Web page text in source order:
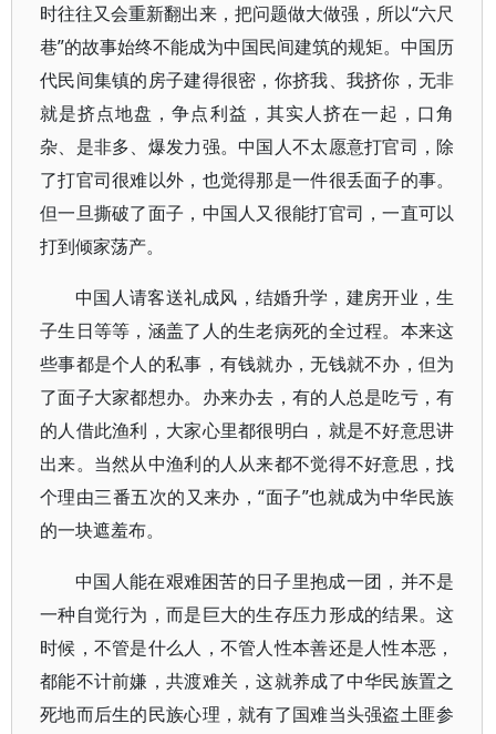
时往往又会重新翻出来，把问题做大做强，所以“六尺
巷”的故事始终不能成为中国民间建筑的规矩。中国历
代民间集镇的房子建得很密，你挤我、我挤你，无非
就是挤点地盘，争点利益，其实人挤在一起，口角
杂、是非多、爆发力强。中国人不太愿意打官司，除
了打官司很难以外，也觉得那是一件很丢面子的事。
但一旦撕破了面子，中国人又很能打官司，一直可以
打到倾家荡产。
中国人请客送礼成风，结婚升学，建房开业，生
子生日等等，涵盖了人的生老病死的全过程。本来这
些事都是个人的私事，有钱就办，无钱就不办，但为
了面子大家都想办。办来办去，有的人总是吃亏，有
的人借此渔利，大家心里都很明白，就是不好意思讲
出来。当然从中渔利的人从来都不觉得不好意思，找
个理由三番五次的又来办，“面子”也就成为中华民族
的一块遮羞布。
中国人能在艰难困苦的日子里抱成一团，并不是
一种自觉行为，而是巨大的生存压力形成的结果。这
时候，不管是什么人，不管人性本善还是人性本恶，
都能不计前嫌，共渡难关，这就养成了中华民族置之
死地而后生的民族心理，就有了国难当头强盗土匪参